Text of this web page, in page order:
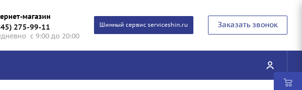
магазин
275-99-11
с 9:00 до 20:00
Шинный сервис serviceshin.ru Заказать звонок